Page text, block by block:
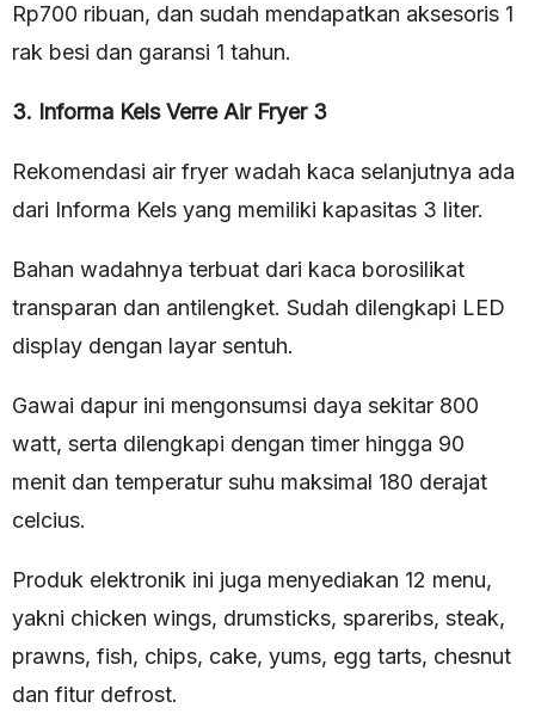
Rp700 ribuan, dan sudah mendapatkan aksesoris 1
rak besi dan garansi 1 tahun.
3. Informa Kels Verre Air Fryer 3
Rekomendasi air fryer wadah kaca selanjutnya ada
dari Informa Kels yang memiliki kapasitas 3 liter.
Bahan wadahnya terbuat dari kaca borosilikat
transparan dan antilengket. Sudah dilengkapi LED
display dengan layar sentuh.
Gawai dapur ini mengonsumsi daya sekitar 800
watt, serta dilengkapi dengan timer hingga 90
menit dan temperatur suhu maksimal 180 derajat
celcius.
Produk elektronik ini juga menyediakan 12 menu,
yakni chicken wings, drumsticks, spareribs, steak,
prawns, fish, chips, cake, yums, egg tarts, chesnut
dan fitur defrost.